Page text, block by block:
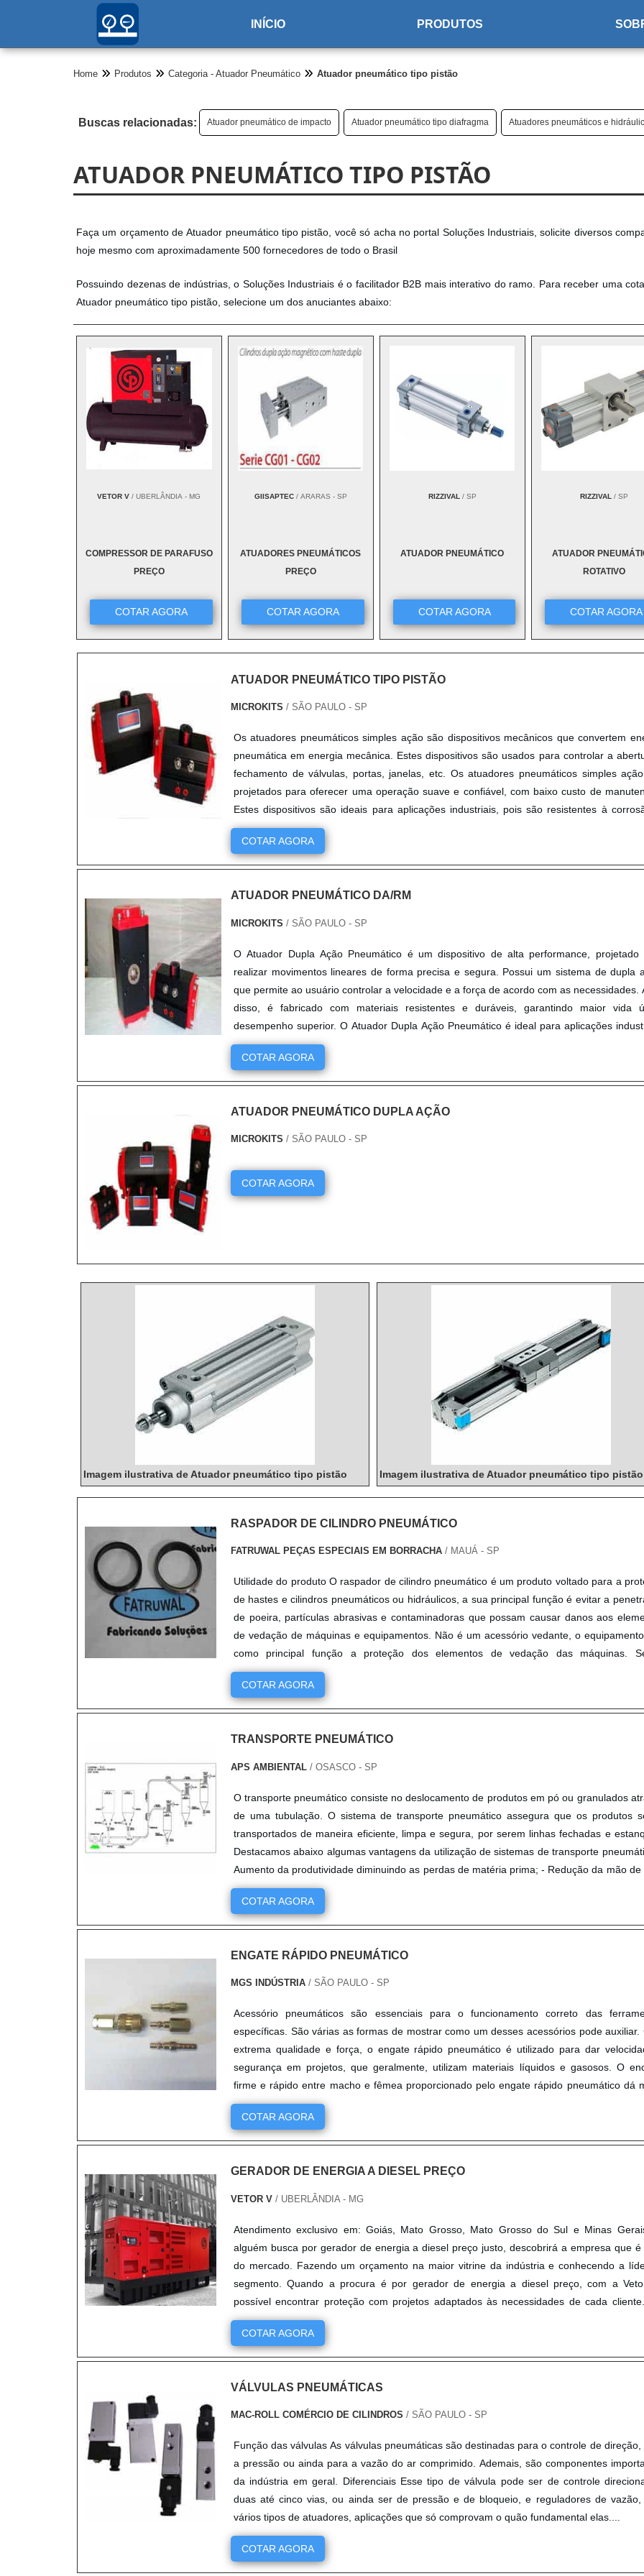
INÍCIO PRODUTOS
Home Produtos Categoria - Atuador Pneumático Atuador pneumático tipo pistão
Buscas relacionadas: Atuador pneumático de impacto Atuador pneumático tipo diafragma Atuadores pneumáticos e
ATUADOR PNEUMÁTICO TIPO PISTÃO
Faça um orçamento de Atuador pneumático tipo pistão, você só acha no portal Soluções Industriais, solicite diversos
hoje mesmo com aproximadamente 500 fornecedores de todo o Brasil
Possuindo dezenas de indústrias, o Soluções Industriais é o facilitador B2B mais interativo do ramo. Para receber uma
Atuador pneumático tipo pistão, selecione um dos anuciantes abaixo:
VETOR V / UBERLÂNDIA - MG
COMPRESSOR DE PARAFUSO
PREÇO
COTAR AGORA
GIISAPTEC/ ARARAS - SP
ATUADORES PNEUMÁTICOS
PREÇO
COTAR AGORA
RIZZIVAL/ SP
ATUADOR PNEUMÁTICO
COTAR AGORA
RIZZIVAL/ SP
ATUADOR
ROTATIVO
COTAR AGORA
ATUADOR PNEUMÁTICO TIPO PISTÃO
MICROKITS / SÃO PAULO - SP
Os atuadores pneumáticos simples ação são dispositivos mecânicos que convertem
pneumática em energia mecânica. Estes dispositivos são usados para controlar a
fechamento de válvulas, portas, janelas, etc. Os atuadores pneumáticos simples
projetados para oferecer uma operação suave e confiável, com baixo custo de
Estes dispositivos são ideais para aplicações industriais, pois são resistentes à
vibração e ao calor. Além disso, eles são fáceis de instalar e operar.
COTAR AGORA
ATUADOR PNEUMÁTICO DA/RM
MICROKITS / SÃO PAULO - SP
O Atuador Dupla Ação Pneumático é um dispositivo de alta performance, projetado
realizar movimentos lineares de forma precisa e segura. Possui um sistema de dupla
que permite ao usuário controlar a velocidade e a força de acordo com as necessidades.
disso, é fabricado com materiais resistentes e duráveis, garantindo maior vida
desempenho superior. O Atuador Dupla Ação Pneumático é ideal para aplicações
pois oferece alta precisão, segurança e confiabilidade.
COTAR AGORA
ATUADOR PNEUMÁTICO DUPLA AÇÃO
MICROKITS / SÃO PAULO - SP
COTAR AGORA
Imagem ilustrativa de Atuador pneumático tipo pistão Imagem ilustrativa de Atuador pneumático tipo pistão
RASPADOR DE CILINDRO PNEUMÁTICO
FATRUWAL PEÇAS ESPECIAIS EM BORRACHA/ MAUÁ - SP
Utilidade do produto O raspador de cilindro pneumático é um produto voltado para a
de hastes e cilindros pneumáticos ou hidráulicos, a sua principal função é evitar a
de poeira, partículas abrasivas e contaminadoras que possam causar danos aos
de vedação de máquinas e equipamentos. Não é um acessório vedante, o
como principal função a proteção dos elementos de vedação das máquinas.
responsá....
COTAR AGORA
TRANSPORTE PNEUMÁTICO
APS AMBIENTAL/ OSASCO - SP
O transporte pneumático consiste no deslocamento de produtos em pó ou granulados
de uma tubulação. O sistema de transporte pneumático assegura que os produtos
transportados de maneira eficiente, limpa e segura, por serem linhas fechadas e
Destacamos abaixo algumas vantagens da utilização de sistemas de transporte
Aumento da produtividade diminuindo as perdas de matéria prima; - Redução da mão de
de ....
COTAR AGORA
ENGATE RÁPIDO PNEUMÁTICO
MGS INDÚSTRIA/ SÃO PAULO - SP
Acessório pneumáticos são essenciais para o funcionamento correto das
específicas. São várias as formas de mostrar como um desses acessórios pode auxiliar.
extrema qualidade e força, o engate rápido pneumático é utilizado para dar
segurança em projetos, que geralmente, utilizam materiais líquidos e gasosos. O
firme e rápido entre macho e fêmea proporcionado pelo engate rápido pneumático dá
segurança par....
COTAR AGORA
GERADOR DE ENERGIA A DIESEL PREÇO
VETOR V/ UBERLÂNDIA - MG
Atendimento exclusivo em: Goiás, Mato Grosso, Mato Grosso do Sul e Minas Gerais
alguém busca por gerador de energia a diesel preço justo, descobrirá a empresa que é
do mercado. Fazendo um orçamento na maior vitrine da indústria e conhecendo a
segmento. Quando a procura é por gerador de energia a diesel preço, com a
possível encontrar proteção com projetos adaptados às necessidades de cada cliente. UM
POUCO MAIS SOBRE GERADOR DE ENERGIA A DIESEL PREÇO Há muitas maneiras
eficientes de demonstrar competência e excelência em sua área de atuação. A VetorV
seus reforços em oferecer aos parceiros uma estrutura com: Escritório de alta qualidade
isso para oferecer gerador de energia a diesel preço com ótima qualidade. Ainda
de gerador de energia a diesel preço, deve-se descartar empresas que não tenham
muitas empresas que não focam na fidelização do cliente. É por tudo isso que a VetorV é
segura quando se trata do segmento de prestação de serviços e venda de
compressores. A empresa foca no que existe de melhor do mercado para garantir o
dos clientes. Conta com um time de profissionais certificados que terão o maior
auxiliar com suas dúvidas. OUTROS DETALHES IMPORTANTES SOBRE A EMPRESA Apenas
na VetorV tem o que há de melhor no mercado de prestação de serviços e
ferramentas e compressores. É possível encontrar uma grande variedade no portfólio
compressores, geradores de energia e projetos de redes e soluções (transporte,
COTAR AGORA
VÁLVULAS PNEUMÁTICAS
MAC-ROLL COMÉRCIO DE CILINDROS / SÃO PAULO - SP
Função das válvulas As válvulas pneumáticas são destinadas para o controle de direção,
a pressão ou ainda para a vazão do ar comprimido. Ademais, são componentes
da indústria em geral. Diferenciais Esse tipo de válvula pode ser de controle
duas até cinco vias, ou ainda ser de pressão e de bloqueio, e reguladores de vazão,
vários tipos de atuadores, aplicações que só comprovam o quão fundamental elas....
COTAR AGORA